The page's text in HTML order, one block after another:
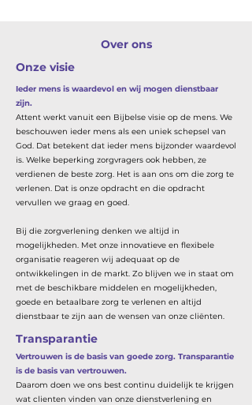
Over ons
Onze visie
Ieder mens is waardevol en wij mogen dienstbaar
zijn.
Attent werkt vanuit een Bijbelse visie op de mens. We
beschouwen ieder mens als een uniek schepsel van
God. Dat betekent dat ieder mens bijzonder waardevol
is. Welke beperking zorgvragers ook hebben, ze
verdienen de beste zorg. Het is aan ons om die zorg te
verlenen. Dat is onze opdracht en die opdracht
vervullen we graag en goed.
Bij die zorgverlening denken we altijd in
mogelijkheden. Met onze innovatieve en flexibele
organisatie reageren wij adequaat op de
ontwikkelingen in de markt. Zo blijven we in staat om
met de beschikbare middelen en mogelijkheden,
goede en betaalbare zorg te verlenen en altijd
dienstbaar te zijn aan de wensen van onze cliënten.
Transparantie
Vertrouwen is de basis van goede zorg. Transparantie
is de basis van vertrouwen.
Daarom doen we ons best continu duidelijk te krijgen
wat clienten vinden van onze dienstverlening en